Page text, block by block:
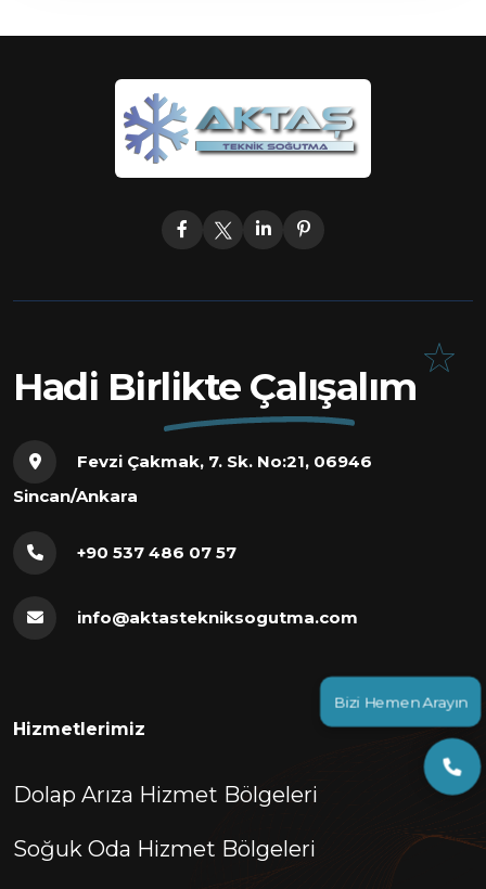
Bizi Hemen Arayın
Hadi Birlikte Çalışalım
Fevzi Çakmak, 7. Sk. No:21, 06946
Sincan/Ankara
+90 537 486 07 57
info@aktastekniksogutma.com
Hizmetlerimiz
Dolap Arıza Hizmet Bölgeleri
Soğuk Oda Hizmet Bölgeleri